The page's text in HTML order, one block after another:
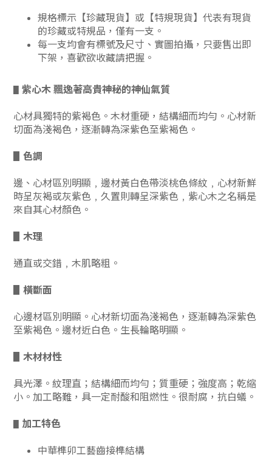
規格標示【珍藏現貨】或【特規現貨】代表有現貨
的珍藏或特規品，僅有一支。
每一支均會有標號及尺寸、實圖拍攝，只要售出即
下架，喜歡欲收藏請把握。
▋ 紫心木 飄逸著高貴神秘的神仙氣質
心材具獨特的紫褐色。木材重硬，結構細而均勻。心材新
切面為淺褐色，逐漸轉為深紫色至紫褐色。
▋ 色調
邊、心材區別明顯﹐邊材黃白色帶淡桃色條紋﹐心材新鮮
時呈灰褐或灰紫色﹐久置則轉呈深紫色﹐紫心木之名稱是
來自其心材顏色。
▋ 木理
通直或交錯﹐木肌略粗。
▋ 橫斷面
心邊材區別明顯。心材新切面為淺褐色，逐漸轉為深紫色
至紫褐色。邊材近白色。生長輪略明顯。
▋ 木材材性
具光澤。紋理直；結構細而均勻；質重硬；強度高；乾縮
小。加工略難，具一定耐酸和阻燃性。很耐腐，抗白蟻。
▋ 加工特色
中華榫卯工藝齒接榫結構